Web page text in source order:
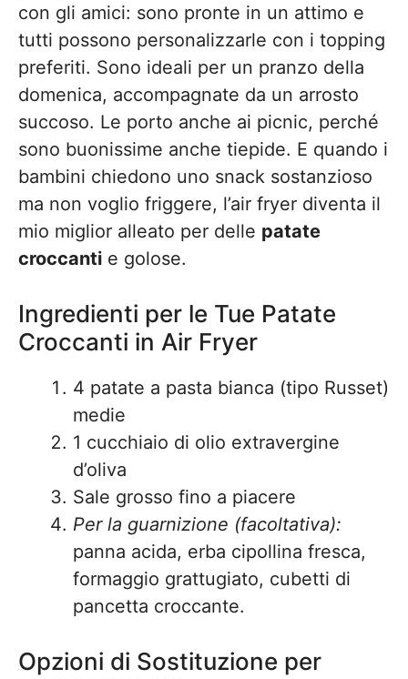
con gli amici: sono pronte in un attimo e
tutti possono personalizzarle con i topping
preferiti. Sono ideali per un pranzo della
domenica, accompagnate da un arrosto
succoso. Le porto anche ai picnic, perché
sono buonissime anche tiepide. E quando i
bambini chiedono uno snack sostanzioso
ma non voglio friggere, l’air fryer diventa il
mio miglior alleato per delle patate
croccanti e golose.
Ingredienti per le Tue Patate
Croccanti in Air Fryer
4 patate a pasta bianca (tipo Russet)
medie
1 cucchiaio di olio extravergine
d’oliva
Sale grosso fino a piacere
Per la guarnizione (facoltativa):
panna acida, erba cipollina fresca,
formaggio grattugiato, cubetti di
pancetta croccante.
Opzioni di Sostituzione per